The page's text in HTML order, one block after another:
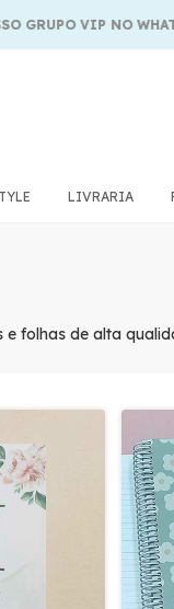
LIVRARIA
folhas de alta